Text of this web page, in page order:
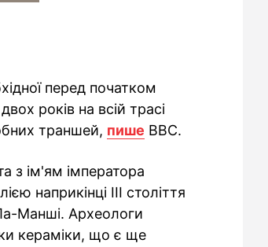
перед початком
років на всій трасі
траншей, пише BBC.
з ім'ям імператора
наприкінці III століття
Манші. Археологи
кераміки, що є ще